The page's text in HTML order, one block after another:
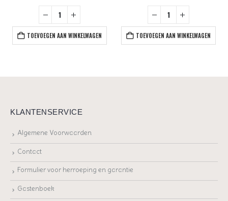
TOEVOEGEN AAN WINKELWAGEN TOEVOEGEN AAN WINKELWAGEN
KLANTENSERVICE
Algemene Voorwaarden
Contact
Formulier voor herroeping en garantie
Gastenboek